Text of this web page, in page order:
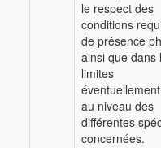
le respect des
conditions
de présence
ainsi que dans
limites
au niveau des
différentes
concernées.